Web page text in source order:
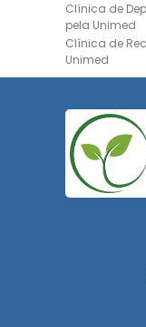
Clínica de
pela Unimed
Clínica de
Unimed
Clínica de
Bradesco
Hospital
Químicos
Internação
Químicos
Bradesco
Clinica de
Tratamento